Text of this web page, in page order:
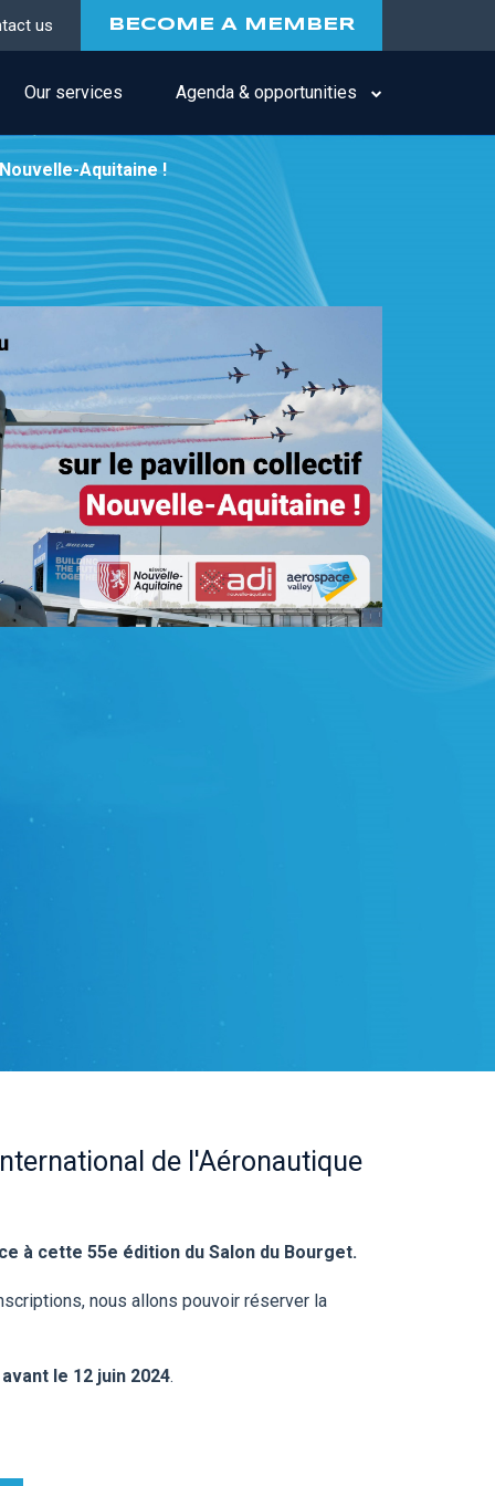
us BECOME A MEMBER
Our services Agenda & opportunities
Aquitaine !
de l'Aéronautique
à cette 55e édition du Salon du Bourget.
nous allons pouvoir réserver la
avant le 12 juin 2024.